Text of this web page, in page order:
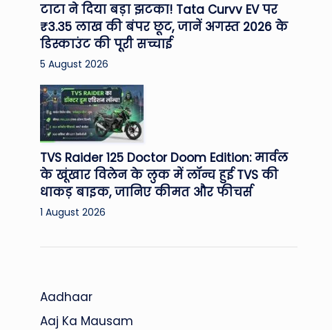
टाटा ने दिया बड़ा झटका! Tata Curvv EV पर
₹3.35 लाख की बंपर छूट, जानें अगस्त 2026 के
डिस्काउंट की पूरी सच्चाई
5 August 2026
TVS Raider 125 Doctor Doom Edition: मार्वल
के खूंखार विलेन के लुक में लॉन्च हुई TVS की
धाकड़ बाइक, जानिए कीमत और फीचर्स
1 August 2026
Aadhaar
Aaj Ka Mausam